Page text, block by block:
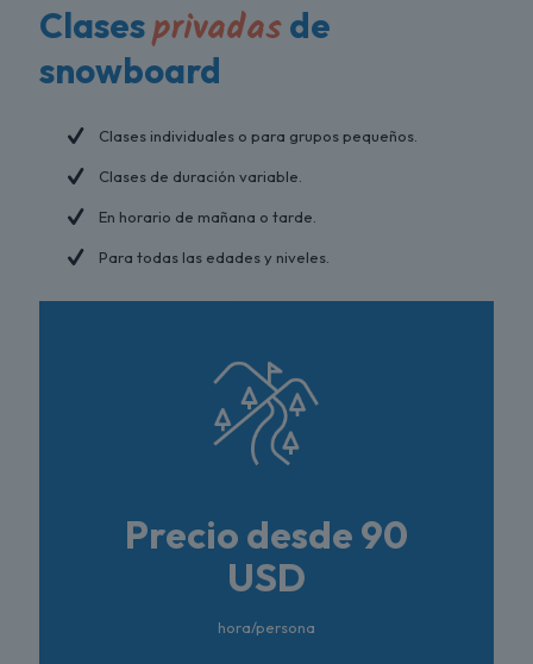
Clasesprivadasde
snowboard
Clases individuales o para grupos pequeños.
Clases de duración variable.
En horario de mañana o tarde.
Para todas las edades y niveles.
Precio desde 90
USD
hora/persona